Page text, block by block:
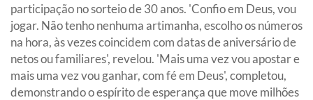
participação no sorteio de 30 anos. 'Confio em Deus, vou
jogar. Não tenho nenhuma artimanha, escolho os números
na hora, às vezes coincidem com datas de aniversário de
netos ou familiares', revelou. 'Mais uma vez vou apostar e
mais uma vez vou ganhar, com fé em Deus', completou,
demonstrando o espírito de esperança que move milhões